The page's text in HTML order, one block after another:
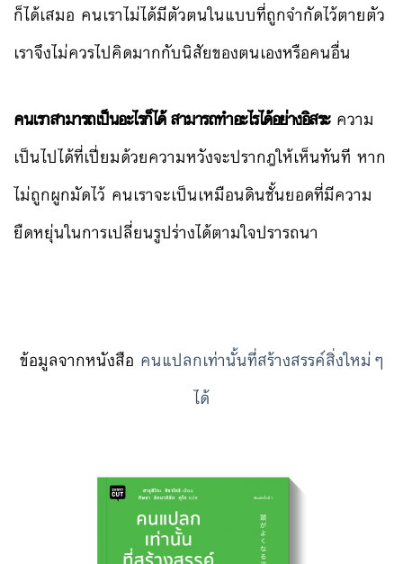
ก็ได้เสมอ คนเราไม่ได้มีตัวตนในแบบที่ถูกจำกัดไว้ตายตัว
เราจึงไม่ควรไปคิดมากกับนิสัยของตนเองหรือคนอื่น
คนเราสามารถเป็นอะไรก็ได้ สามารถทำอะไรได้อย่างอิสระความ
เป็นไปได้ที่เปี่ยมด้วยความหวังจะปรากฎให้เห็นทันที หาก
ไม่ถูกผูกมัดไว้ คนเราจะเป็นเหมือนดินชั้นยอดที่มีความ
ยืดหยุ่นในการเปลี่ยนรูปร่างได้ตามใจปรารถนา
ข้อมูลจากหนังสือ คนแปลกเท่านั้นที่สร้างสรรค์สิ่งใหม่ๆ
ได้